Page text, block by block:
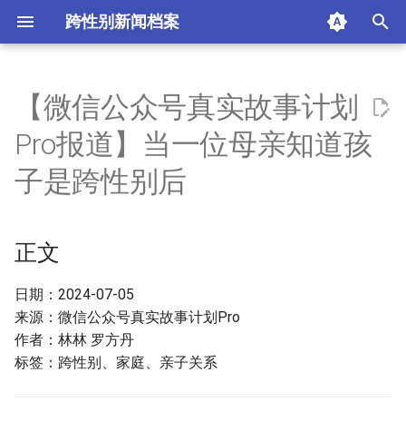
跨性别新闻档案
t
i
z
正文
摘要与附加信息
【微信公众号真实故事计划
Pro报道】当一位母亲知道孩
子是跨性别后
正文
日期：2024-07-05
来源：微信公众号真实故事计划Pro
作者：林林 罗方丹
标签：跨性别、家庭、亲子关系